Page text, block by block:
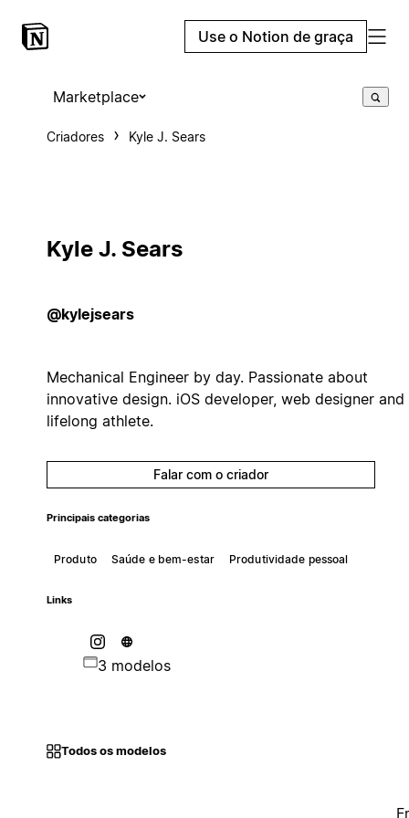
Use o Notion de graça
Marketplace
Criadores Kyle J. Sears
Kyle J. Sears
@kylejsears
Mechanical Engineer by day. Passionate about
innovative design. iOS developer, web designer and
lifelong athlete.
Falar com o criador
Principais categorias
Produto Saúde e bem-estar Produtividade pessoal
Links
3 modelos
Todos os modelos